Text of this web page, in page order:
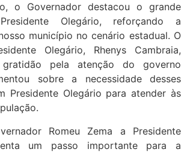
o Governador destacou o grande
Olegário, reforçando a
município no cenário estadual. O
Olegário, Rhenys Cambraia,
gratidão pela atenção do governo
sobre a necessidade desses
Presidente Olegário para atender às
Romeu Zema a Presidente
um passo importante para a